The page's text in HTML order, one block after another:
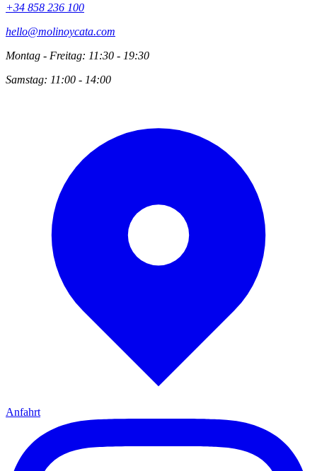
+34 858 236 100
hello@molinoycata.com
Montag - Freitag: 11:30 - 19:30
Samstag: 11:00 - 14:00
Anfahrt